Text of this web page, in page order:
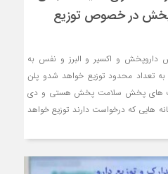
پخش در خصوص توزیع
و اکسیر و البرز و نفس به
تعداد محدود توزیع خواهد شدو پلن
های پخش سلامت پخش هستی و دی
هایی که درخواست دارند توزیع خواهد